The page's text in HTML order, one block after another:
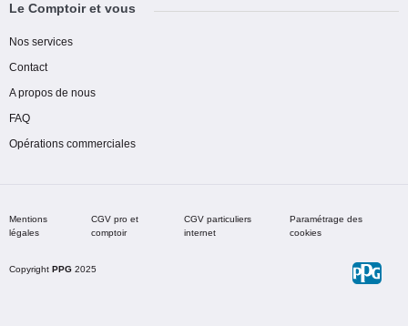
Le Comptoir et vous
Nos services
Contact
A propos de nous
FAQ
Opérations commerciales
Mentions
légales
CGV pro et
comptoir
CGV particuliers
internet
Paramétrage des
cookies
Copyright PPG 2025